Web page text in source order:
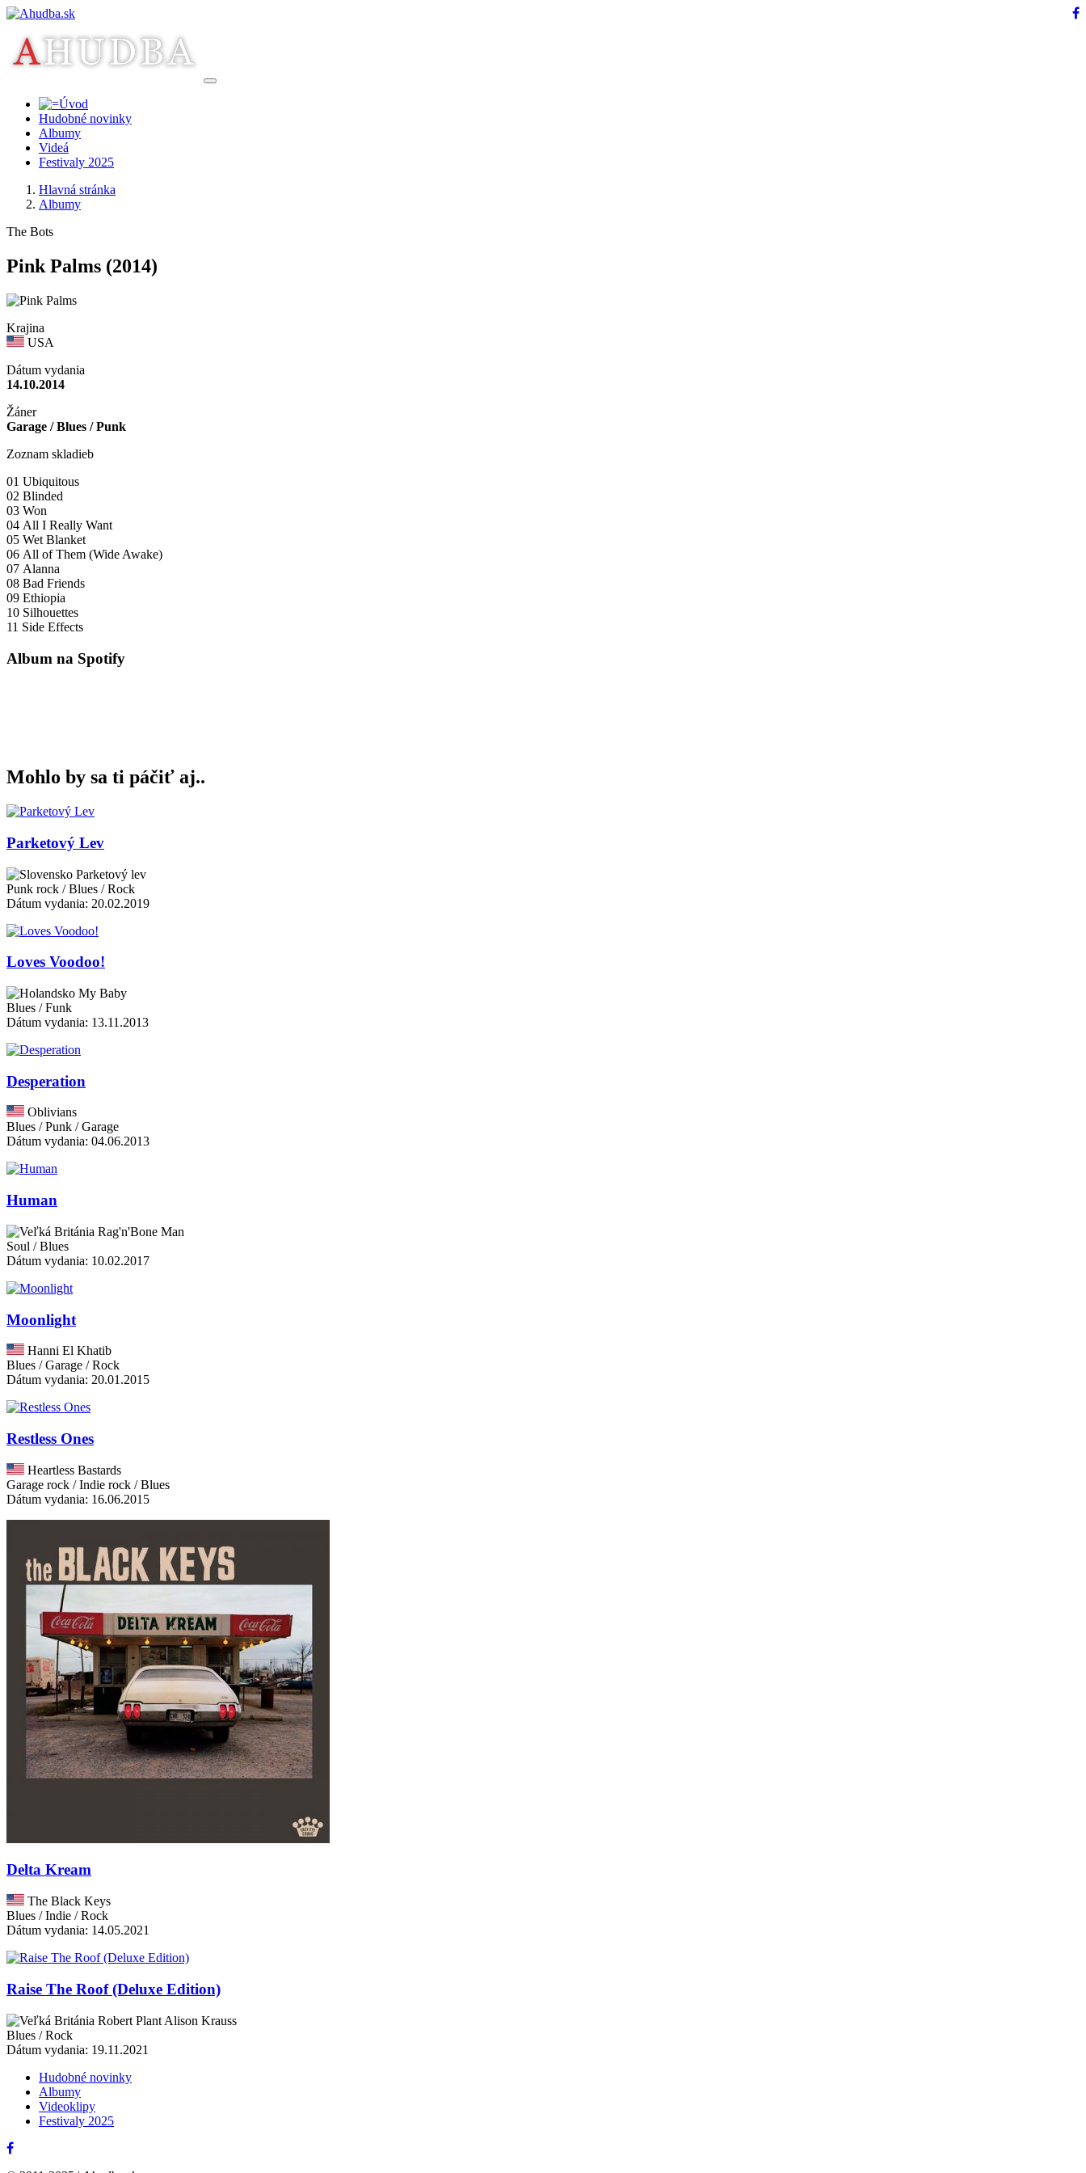
Hudobné novinky
Albumy
Videá
Festivaly 2025
Hlavná stránka
Albumy
The Bots
Pink Palms (2014)
Krajina
USA
Dátum vydania
14.10.2014
Žáner
Garage / Blues / Punk
Zoznam skladieb
01 Ubiquitous
02 Blinded
03 Won
04 All I Really Want
05 Wet Blanket
06 All of Them (Wide Awake)
07 Alanna
08 Bad Friends
09 Ethiopia
10 Silhouettes
11 Side Effects
Album na Spotify
Mohlo by sa ti páčiť aj..
Parketový Lev
Parketový lev
Punk rock / Blues / Rock
Dátum vydania: 20.02.2019
Loves Voodoo!
My Baby
Blues / Funk
Dátum vydania: 13.11.2013
Desperation
Oblivians
Blues / Punk / Garage
Dátum vydania: 04.06.2013
Human
Rag'n'Bone Man
Soul / Blues
Dátum vydania: 10.02.2017
Moonlight
Hanni El Khatib
Blues / Garage / Rock
Dátum vydania: 20.01.2015
Restless Ones
Heartless Bastards
Garage rock / Indie rock / Blues
Dátum vydania: 16.06.2015
Delta Kream
The Black Keys
Blues / Indie / Rock
Dátum vydania: 14.05.2021
Raise The Roof (Deluxe Edition)
Robert Plant Alison Krauss
Blues / Rock
Dátum vydania: 19.11.2021
Hudobné novinky
Albumy
Videoklipy
Festivaly 2025